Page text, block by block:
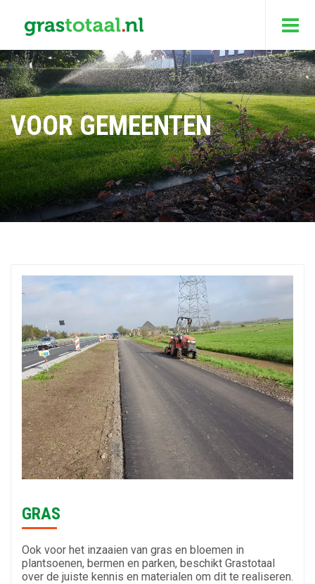
VOOR GEMEENTEN
GRAS
Ook voor het inzaaien van gras en bloemen in
plantsoenen, bermen en parken, beschikt Grastotaal
over de juiste kennis en materialen om dit te realiseren.